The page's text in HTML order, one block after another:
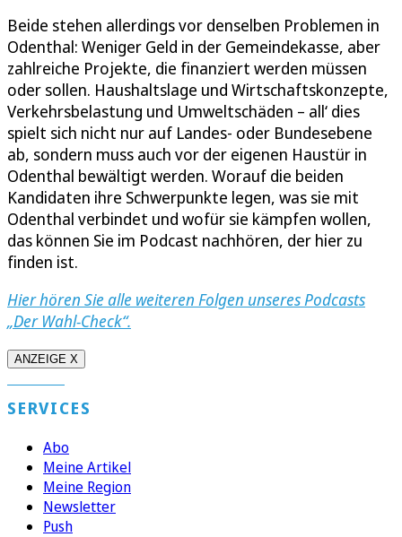
Beide stehen allerdings vor denselben Problemen in
Odenthal: Weniger Geld in der Gemeindekasse, aber
zahlreiche Projekte, die finanziert werden müssen
oder sollen. Haushaltslage und Wirtschaftskonzepte,
Verkehrsbelastung und Umweltschäden – all‘ dies
spielt sich nicht nur auf Landes- oder Bundesebene
ab, sondern muss auch vor der eigenen Haustür in
Odenthal bewältigt werden. Worauf die beiden
Kandidaten ihre Schwerpunkte legen, was sie mit
Odenthal verbindet und wofür sie kämpfen wollen,
das können Sie im Podcast nachhören, der hier zu
finden ist.
Hier hören Sie alle weiteren Folgen unseres Podcasts
„Der Wahl-Check“.
ANZEIGE X
SERVICES
Abo
Meine Artikel
Meine Region
Newsletter
Push